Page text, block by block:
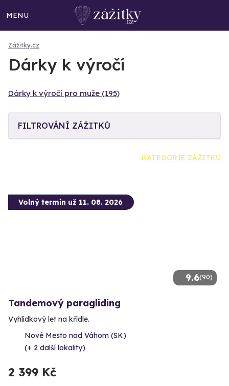
MENU
Zážitky.cz
Dárky k výročí
Dárky k výročí pro muže (195)
FILTROVÁNÍ ZÁŽITKŮ
KATEGORIE ZÁŽITKŮ
9.6(90)
Volný termín už 11. 08. 2026
Tandemový paragliding
Vyhlídkový let na křídle.
Nové Mesto nad Váhom (SK)
(+ 2 další lokality)
2 399 Kč